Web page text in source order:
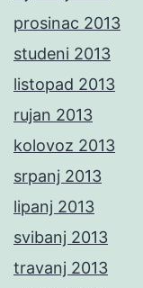
prosinac 2013
studeni 2013
listopad 2013
rujan 2013
kolovoz 2013
srpanj 2013
lipanj 2013
svibanj 2013
travanj 2013